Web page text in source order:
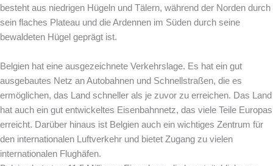
besteht aus niedrigen Hügeln und Tälern, während der Norden durch
sein flaches Plateau und die Ardennen im Süden durch seine
bewaldeten Hügel geprägt ist.
Belgien hat eine ausgezeichnete Verkehrslage. Es hat ein gut
ausgebautes Netz an Autobahnen und Schnellstraßen, die es
ermöglichen, das Land schneller als je zuvor zu erreichen. Das Land
hat auch ein gut entwickeltes Eisenbahnnetz, das viele Teile Europas
erreicht. Darüber hinaus ist Belgien auch ein wichtiges Zentrum für
den internationalen Luftverkehr und bietet Zugang zu vielen
internationalen Flughäfen.